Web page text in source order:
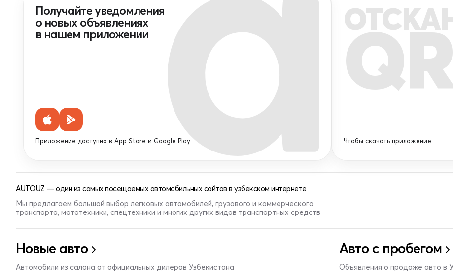
Получайте уведомления
о новых объявлениях
в нашем приложении
Приложение доступно в App Store и Google Play Чтобы скачать приложение
AUTO.UZ — один из самых посещаемых автомобильных сайтов в узбекском интернете
Мы предлагаем большой выбор легковых автомобилей, грузового и коммерческого
транспорта, мототехники, спецтехники и многих других видов транспортных средств
Новые авто
Автомобили из салона от официальных дилеров Узбекистана
Авто с пробегом
Объявления о продаже авто в